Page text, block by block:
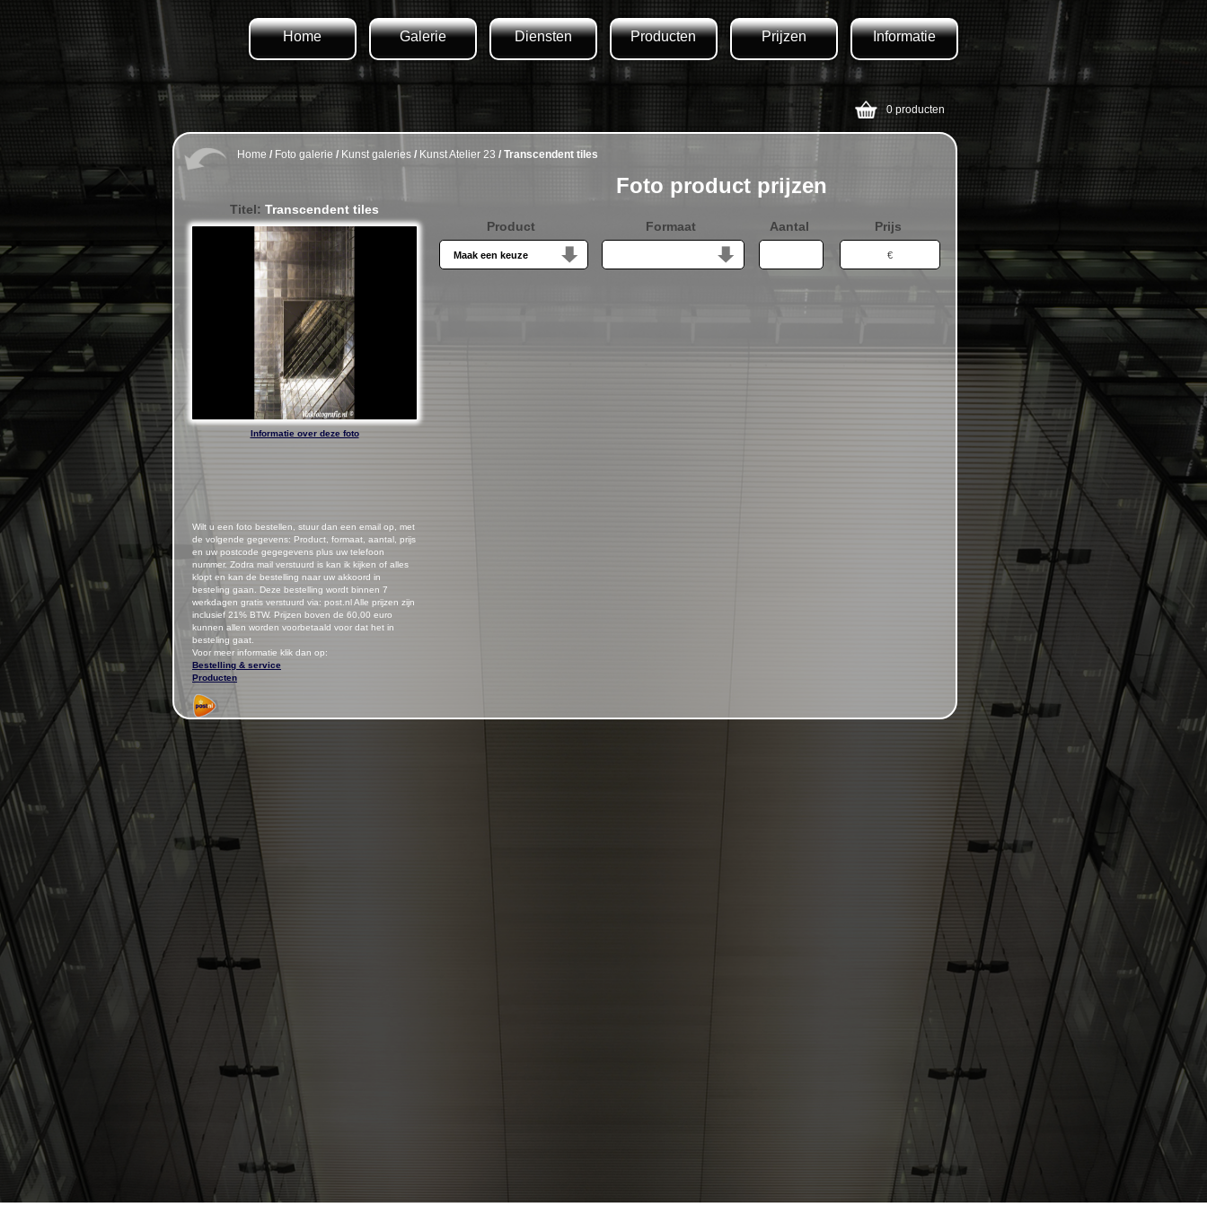
Home Galerie Diensten Producten Prijzen Informatie
0 producten
Home / Foto galerie / Kunst galeries / Kunst Atelier 23 / Transcendent tiles
Titel: Transcendent tiles
Informatie over deze foto
Wilt u een foto bestellen, stuur dan een email op, met
de volgende gegevens: Product, formaat, aantal, prijs
en uw postcode gegegevens plus uw telefoon
nummer. Zodra mail verstuurd is kan ik kijken of alles
klopt en kan de bestelling naar uw akkoord in
besteling gaan. Deze bestelling wordt binnen 7
werkdagen gratis verstuurd via: post.nl Alle prijzen zijn
inclusief 21% BTW. Prijzen boven de 60,00 euro
kunnen allen worden voorbetaald voor dat het in
besteling gaat.
Voor meer informatie klik dan op:
Bestelling & service
Producten
Foto product prijzen
Product Formaat Aantal Prijs